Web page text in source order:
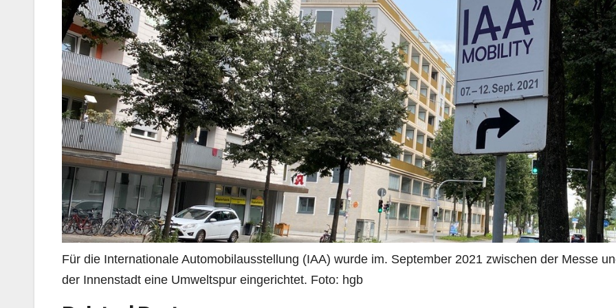
Für die Internationale Automobilausstellung (IAA) wurde im. September 2021 zwischen der Messe
der Innenstadt eine Umweltspur eingerichtet. Foto: hgb